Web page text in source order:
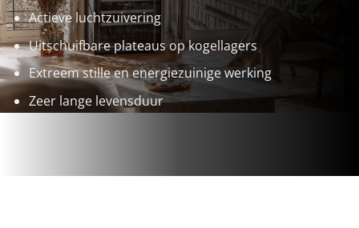
Actieve luchtzuivering
Uitschuifbare plateaus op kogellagers
Extreem stille en energiezuinige werking
Zeer lange levensduur